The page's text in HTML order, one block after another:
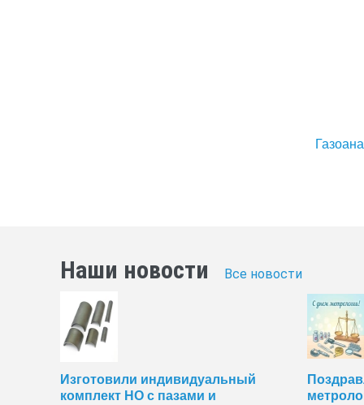
Наши новости Все новости
Изготовили индивидуальный
комплект НО с пазами и